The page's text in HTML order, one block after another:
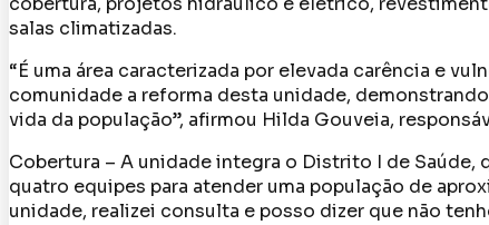
salas climatizadas.
“É uma área caracterizada por elevada carência e
comunidade a reforma desta unidade,
vida da população”, afirmou Hilda Gouveia,
Cobertura – A unidade integra o Distrito I de Saúde,
quatro equipes para atender uma população de
unidade, realizei consulta e posso dizer que não